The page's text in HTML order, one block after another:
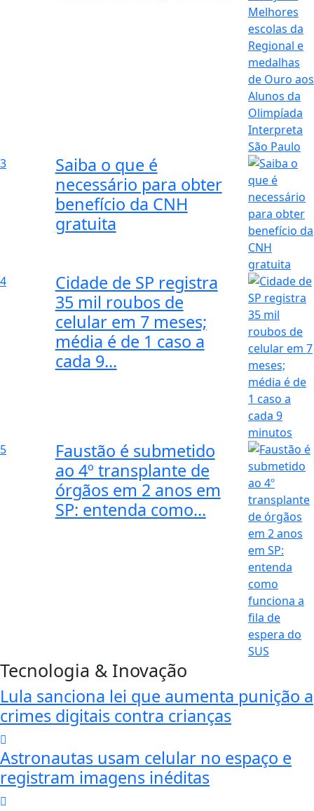
3
Saiba o que é
necessário para obter
benefício da CNH
gratuita
4
Cidade de SP registra
35 mil roubos de
celular em 7 meses;
média é de 1 caso a
cada 9...
5
Faustão é submetido
ao 4º transplante de
órgãos em 2 anos em
SP: entenda como...
Tecnologia & Inovação
Lula sanciona lei que aumenta punição a
crimes digitais contra crianças
Astronautas usam celular no espaço e
registram imagens inéditas